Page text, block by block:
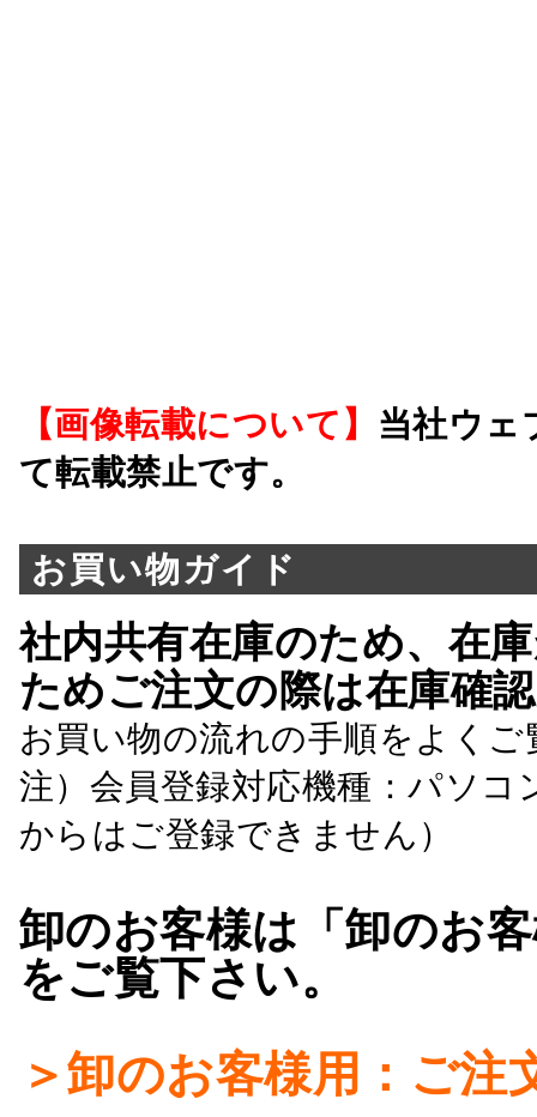
【画像転載について】 当社ウェ
て転載禁止です。
お買い物ガイド
社内共有在庫のため、在
ためご注文の際は在庫確
お買い物の流れの手順をよくご
注）会員登録対応機種：パソ
からはご登録できません）
卸のお客様は「卸のお
をご覧下さい。
＞卸のお客様用：ご注